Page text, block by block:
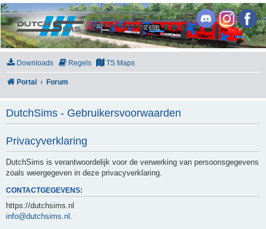
DutchSims
Downloads Regels TS Maps
Portal Forum
DutchSims - Gebruikersvoorwaarden
Privacyverklaring
DutchSims is verantwoordelijk voor de verwerking van persoonsgegevens
zoals weergegeven in deze privacyverklaring.
CONTACTGEGEVENS:
https://dutchsims.nl
info@dutchsims.nl